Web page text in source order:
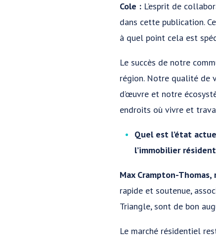
Cole : L’esprit de
dans cette publication.
à quel point cela est
Le succès de notre
région. Notre qualité de
d’œuvre et notre
endroits où vivre et
Quel est l’état
l’immobilier
Max Crampton-
rapide et soutenue,
Triangle, sont de bon
Le marché résidentiel